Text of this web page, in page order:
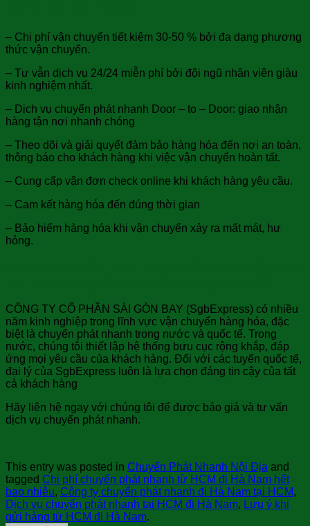
– Chi phí vận chuyển tiết kiệm 30-50 % bởi đa dạng phương
thức vận chuyển.
– Tư vẫn dịch vụ 24/24 miễn phí bởi đội ngũ nhân viên giàu
kinh nghiệm nhất.
– Dịch vụ chuyển phát nhanh Door – to – Door: giao nhận
hàng tận nơi nhanh chóng
– Theo dõi và giải quyết đảm bảo hàng hóa đến nơi an toàn,
thông báo cho khách hàng khi việc vận chuyển hoàn tất.
– Cung cấp vận đơn check online khi khách hàng yêu cầu.
– Cam kết hàng hóa đến đúng thời gian
– Bảo hiểm hàng hóa khi vận chuyển xảy ra mất mát, hư
hỏng.
CÔNG TY CỔ PHẦN SÀI GÒN BAY (SgbExpress) có nhiều
năm kinh nghiệp trong lĩnh vực vận chuyển hàng hóa, đặc
biệt là chuyển phát nhanh trong nước và quốc tế. Trong
nước, chúng tôi thiết lập hệ thống bưu cục rộng khắp, đáp
ứng mọi yêu cầu của khách hàng. Đối với các tuyến quốc tế,
đại lý của SgbExpress luôn là lựa chọn đáng tin cậy của tất
cả khách hàng
Hãy liên hệ ngay với chúng tôi để được báo giá và tư vấn
dịch vụ chuyển phát nhanh.
This entry was posted in Chuyển Phát Nhanh Nội Địa and
tagged Chi phí chuyển phát nhanh từ HCM đi Hà Nam hết
bao nhiêu, Công ty chuyển phát nhanh đi Hà Nam tại HCM,
Dịch vụ chuyển phát nhanh tại HCM đi Hà Nam, Lưu ý khi
gửi hàng từ HCM đi Hà Nam.